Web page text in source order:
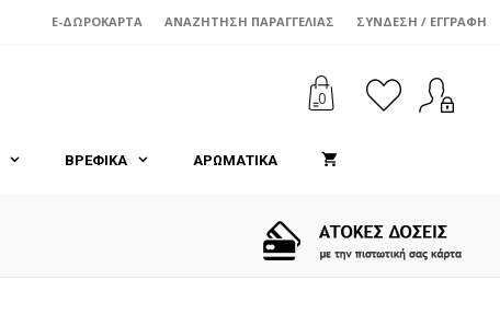
E-ΔΩΡΟΚΆΡΤΑ ΑΝΑΖΉΤΗΣΗ ΠΑΡΑΓΓΕΛΊΑΣ ΣΎΝΔΕΣΗ / ΕΓΓΡΑΦΉ
0
ΒΡΕΦΙΚΑ ΑΡΩΜΑΤΙΚΑ